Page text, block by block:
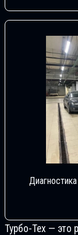
Турбо-Тех — это